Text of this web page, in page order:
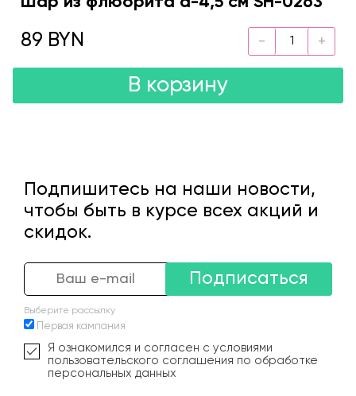
89 BYN
В корзину
Подпишитесь на наши новости,
чтобы быть в курсе всех акций и
скидок.
Подписаться
Выберите рассылку
Первая кампания
Я ознакомился и согласен с условиями
пользовательского соглашения по обработке
персональных данных